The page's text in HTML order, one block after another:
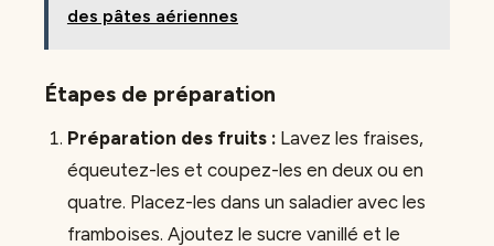
des pâtes aériennes
Étapes de préparation
Préparation des fruits :Lavez les fraises,
équeutez-les et coupez-les en deux ou en
quatre. Placez-les dans un saladier avec les
framboises. Ajoutez le sucre vanillé et le